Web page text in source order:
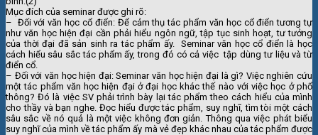
Mục đích của seminar được ghi rõ:
– Đối với văn học cổ điển: Để cảm thụ tác phẩm văn học cổ điển tương tự
như văn học hiện đại cần phải hiểu ngôn ngữ, tập tục sinh hoạt, tư tưởng
của thời đại đã sản sinh ra tác phẩm ấy. Seminar văn học cổ điển là học
cách hiểu sâu sắc tác phẩm ấy, trong đó có cả việc tập dùng tư liệu và từ
điển cổ.
– Đối với văn học hiện đại: Seminar văn học hiện đại là gì? Việc nghiên cứu
một tác phẩm văn học hiện đại ở đại học khác thế nào với việc học ở phổ
thông? Đó là việc SV phải trình bày lại tác phẩm theo cách hiểu của mình
cho thầy và bạn nghe. Đọc hiểu được tác phẩm, suy nghĩ, tìm tòi một cách
sâu sắc về nó quả là một việc không đơn giản. Thông qua việc phát biểu
suy nghĩ của mình về tác phẩm ấy mà vẻ đẹp khác nhau của tác phẩm được